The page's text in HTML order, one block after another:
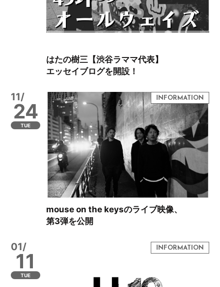
はたの樹三【渋谷ラママ代表】
エッセイブログを開設！
11/
24
TUE
mouse on the keysのライブ映像、
第3弾を公開
01/
11
TUE